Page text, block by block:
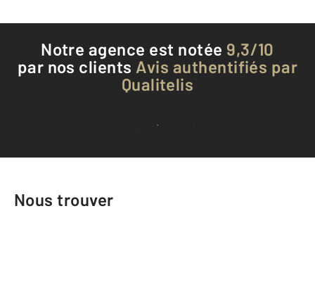
Notre agence est notée 9,3/10
par nos clients Avis authentifiés par
Qualitelis
Voir tous les avis clients
Nous trouver